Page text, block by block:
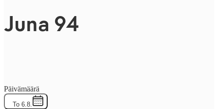
Juna 94
Päivämäärä
To 6.8.